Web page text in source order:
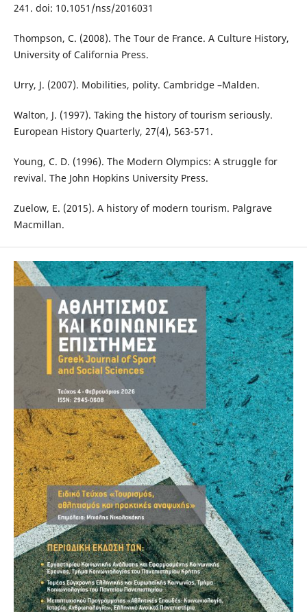
241. doi: 10.1051/nss/2016031
Thompson, C. (2008). The Tour de France. A Culture History,
University of California Press.
Urry, J. (2007). Mobilities, polity. Cambridge –Malden.
Walton, J. (1997). Taking the history of tourism seriously.
European History Quarterly, 27(4), 563-571.
Young, C. D. (1996). The Modern Olympics: A struggle for
revival. The John Hopkins University Press.
Zuelow, E. (2015). A history of modern tourism. Palgrave
Macmillan.